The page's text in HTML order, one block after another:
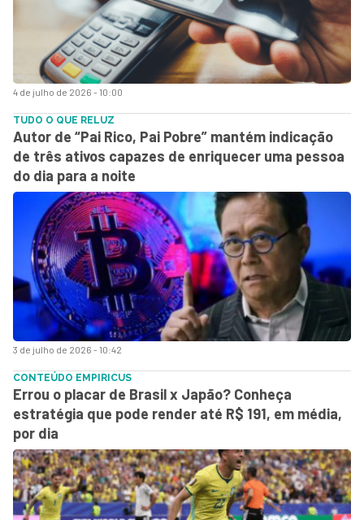
4 de julho de 2026 - 10:00
3 de julho de 2026 - 10:42
TUDO O QUE RELUZ
Autor de “Pai Rico, Pai Pobre” mantém indicação
de três ativos capazes de enriquecer uma pessoa
do dia para a noite
CONTEÚDO EMPIRICUS
Errou o placar de Brasil x Japão? Conheça
estratégia que pode render até R$ 191, em média,
por dia